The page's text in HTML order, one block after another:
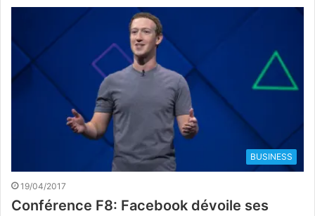
BUSINESS
19/04/2017
Conférence F8: Facebook dévoile ses